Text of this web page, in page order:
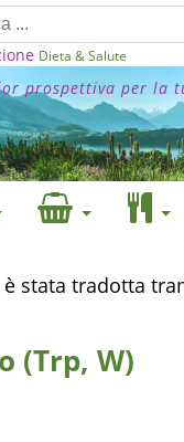
Dieta & Salute
prospettiva per la
stata tradotta
(Trp, W)